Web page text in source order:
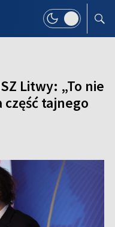
Litwy: „To nie
tajnego